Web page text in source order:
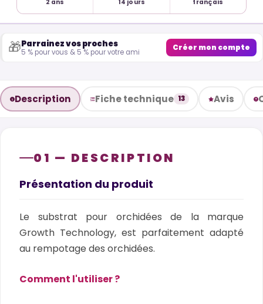
2 ans
14 jours
français
🎁Parrainez vos proches
5 % pour vous & 5 % pour votre ami Créer mon compte
Description Fiche technique 13 Avis
01 — DESCRIPTION
Présentation du produit
Le substrat pour orchidées de la marque
Growth Technology, est parfaitement adapté
au rempotage des orchidées.
Comment l'utiliser ?